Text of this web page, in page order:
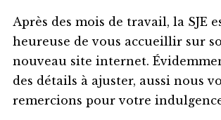
Après des mois de travail, la SJE
heureuse de vous accueillir sur
nouveau site internet.
des détails à ajuster, aussi nous
remercions pour votre